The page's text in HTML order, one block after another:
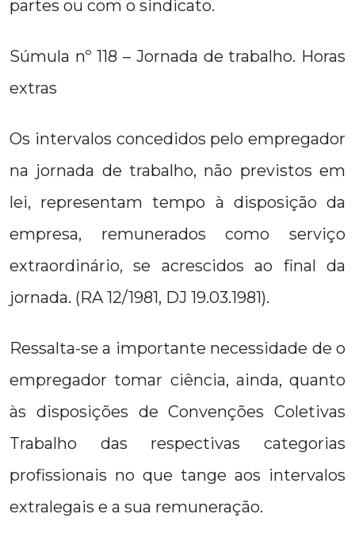
partes ou com o sindicato.
Súmula nº 118 – Jornada de trabalho. Horas
extras
Os intervalos concedidos pelo empregador
na jornada de trabalho, não previstos em
lei, representam tempo à disposição da
empresa, remunerados como serviço
extraordinário, se acrescidos ao final da
jornada. (RA 12/1981, DJ 19.03.1981).
Ressalta-se a importante necessidade de o
empregador tomar ciência, ainda, quanto
às disposições de Convenções Coletivas
Trabalho das respectivas categorias
profissionais no que tange aos intervalos
extralegais e a sua remuneração.